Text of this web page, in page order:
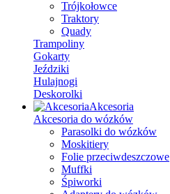
Trójkołowce
Traktory
Quady
Trampoliny
Gokarty
Jeździki
Hulajnogi
Deskorolki
Akcesoria
Akcesoria do wózków
Parasolki do wózków
Moskitiery
Folie przeciwdeszczowe
Muffki
Śpiworki